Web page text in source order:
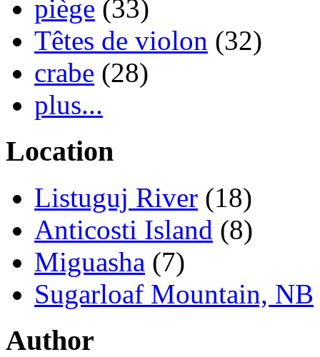
piège (33)
Têtes de violon (32)
crabe (28)
plus...
Location
Listuguj River (18)
Anticosti Island (8)
Miguasha (7)
Sugarloaf Mountain, NB
Author